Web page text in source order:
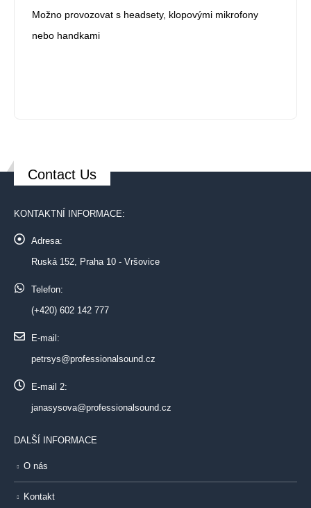
Možno provozovat s headsety, klopovými mikrofony
nebo handkami
Contact Us
KONTAKTNÍ INFORMACE:
Adresa:
Ruská 152, Praha 10 - Vršovice
Telefon:
(+420) 602 142 777
E-mail:
petrsys@professionalsound.cz
E-mail 2:
janasysova@professionalsound.cz
DALŠÍ INFORMACE
O nás
Kontakt